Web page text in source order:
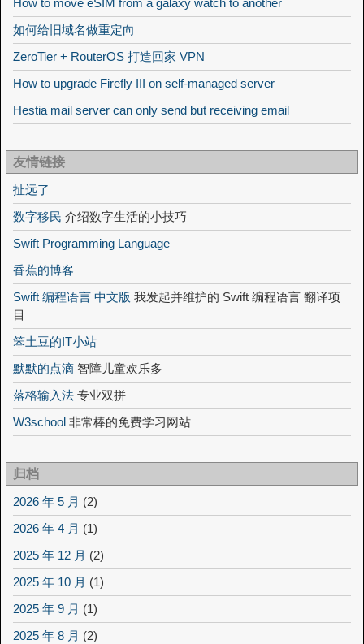
How to move eSIM from a galaxy watch to another
如何给旧域名做重定向
ZeroTier + RouterOS 打造回家 VPN
How to upgrade Firefly III on self-managed server
Hestia mail server can only send but receiving email
友情链接
扯远了
数字移民 介绍数字生活的小技巧
Swift Programming Language
香蕉的博客
Swift 编程语言 中文版 我发起并维护的 Swift 编程语言 翻译项
目
笨土豆的IT小站
默默的点滴 智障儿童欢乐多
落格输入法 专业双拼
W3school 非常棒的免费学习网站
归档
2026 年 5 月 (2)
2026 年 4 月 (1)
2025 年 12 月 (2)
2025 年 10 月 (1)
2025 年 9 月 (1)
2025 年 8 月 (2)